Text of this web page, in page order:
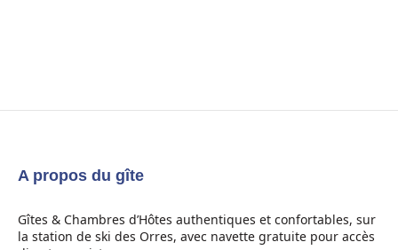
A propos du gîte
Gîtes & Chambres d’Hôtes authentiques et confortables, sur
la station de ski des Orres, avec navette gratuite pour accès